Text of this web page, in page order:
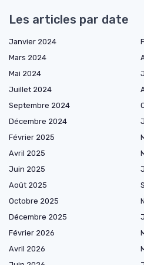
Les articles par date
Janvier 2024
Mars 2024
Mai 2024
Juillet 2024
Septembre 2024
Décembre 2024
Février 2025
Avril 2025
Juin 2025
Août 2025
Octobre 2025
Décembre 2025
Février 2026
Avril 2026